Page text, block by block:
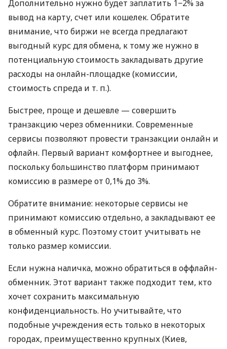
Дополнительно нужно будет заплатить 1−2% за
вывод на карту, счет или кошелек. Обратите
внимание, что биржи не всегда предлагают
выгодный курс для обмена, к тому же нужно в
потенциальную стоимость закладывать другие
расходы на онлайн-площадке (комиссии,
стоимость спреда и т. п.).
Быстрее, проще и дешевле — совершить
транзакцию через обменники. Современные
сервисы позволяют провести транзакции онлайн и
офлайн. Первый вариант комфортнее и выгоднее,
поскольку большинство платформ принимают
комиссию в размере от 0,1% до 3%.
Обратите внимание: некоторые сервисы не
принимают комиссию отдельно, а закладывают ее
в обменный курс. Поэтому стоит учитывать не
только размер комиссии.
Если нужна наличка, можно обратиться в оффлайн-
обменник. Этот вариант также подходит тем, кто
хочет сохранить максимальную
конфиденциальность. Но учитывайте, что
подобные учреждения есть только в некоторых
городах, преимущественно крупных (Киев,